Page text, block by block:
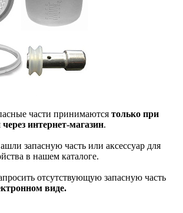
части принимаются только при
интернет-магазин.
запасную часть или аксессуар для
в нашем каталоге.
отсутствующую запасную часть
виде.